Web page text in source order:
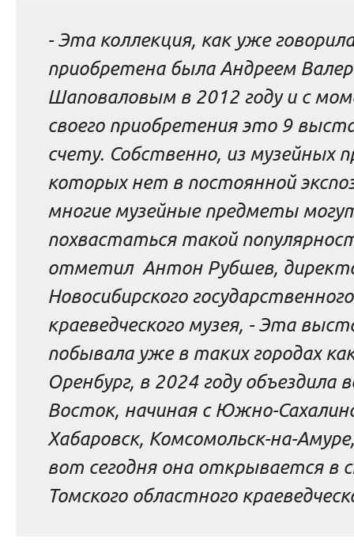
-Эта коллекция, как уже
приобретена была Андреем
Шаповаловым в 2012 году и с
своего приобретения это 9
счету. Собственно, из музейных
которых нет в постоянной
многие музейные предметы
похвастаться такой
отметил Антон Рубшев,
Новосибирского государственного
краеведческого музея, -Эта
побывала уже в таких городах
Оренбург, в 2024 году объездила
Восток, начиная с Южно-
Хабаровск, Комсомольск-на-
вот сегодня она открывается в
Томского областного